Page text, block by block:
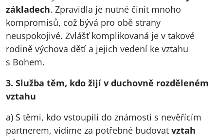
základech. Zpravidla je nutné činit mnoho
kompromisů, což bývá pro obě strany
neuspokojivé. Zvlášť komplikovaná je v takové
rodině výchova dětí a jejich vedení ke vztahu
s Bohem.
3. Služba těm, kdo žijí v duchovně rozděleném
vztahu
a) S těmi, kdo vstoupili do známosti s nevěřícím
partnerem, vidíme za potřebné budovat vztah